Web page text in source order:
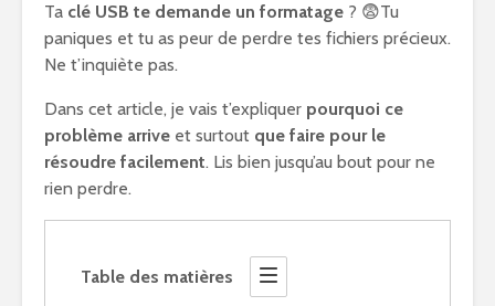
Ta clé USB te demande un formatage ? 😨Tu
paniques et tu as peur de perdre tes fichiers précieux.
Ne t’inquiète pas.
Dans cet article, je vais t’expliquer pourquoi ce
problème arrive et surtout que faire pour le
résoudre facilement. Lis bien jusqu’au bout pour ne
rien perdre.
Table des matières